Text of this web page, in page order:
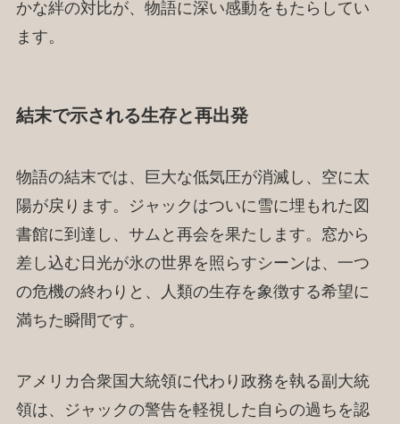
かな絆の対比が、物語に深い感動をもたらしてい
ます。
結末で示される生存と再出発
物語の結末では、巨大な低気圧が消滅し、空に太
陽が戻ります。ジャックはついに雪に埋もれた図
書館に到達し、サムと再会を果たします。窓から
差し込む日光が氷の世界を照らすシーンは、一つ
の危機の終わりと、人類の生存を象徴する希望に
満ちた瞬間です。
アメリカ合衆国大統領に代わり政務を執る副大統
領は、ジャックの警告を軽視した自らの過ちを認